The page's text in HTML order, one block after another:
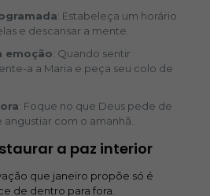
: Estabeleça um horário
e descansar a mente.
emoção: Quando sentir
a a Maria e peça seu colo de
: Foque no que Deus pede de
com o amanhã.
a paz interior
que janeiro propõe só é
de dentro para fora.